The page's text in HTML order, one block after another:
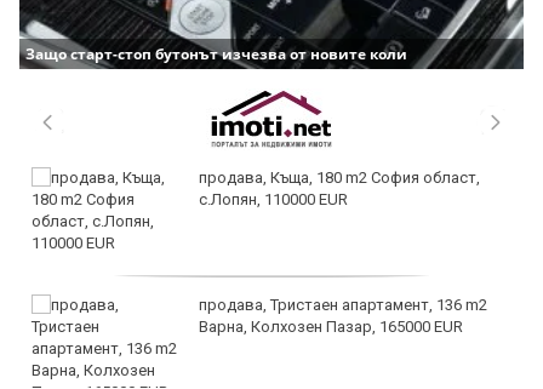
Защо старт-стоп бутонът изчезва от новите коли
продава, Къща, 180 m2 София област,
с.Лопян, 110000 EUR
продава, Тристаен апартамент, 136 m2
Варна, Колхозен Пазар, 165000 EUR